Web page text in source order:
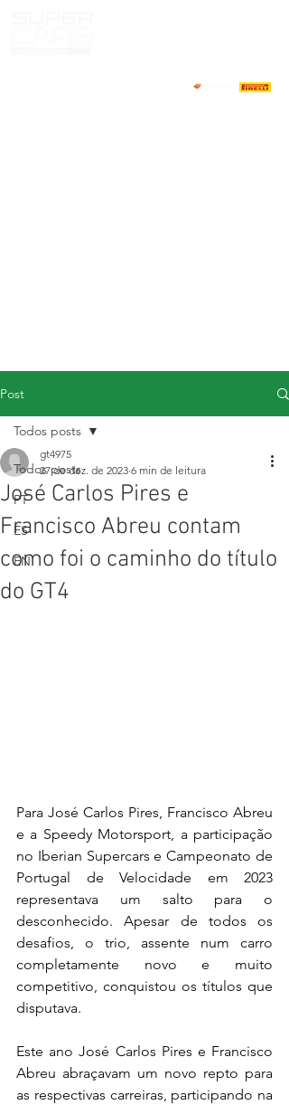
Post
Todos posts
PT
ES
EN
Todos posts
José Carlos Pires e
Francisco Abreu contam
como foi o caminho do título
do GT4
gt4975
27 de dez. de 2023 6 min de leitura
Para José Carlos Pires, Francisco Abreu
e a Speedy Motorsport, a participação
no Iberian Supercars e Campeonato de
Portugal de Velocidade em 2023
representava um salto para o
desconhecido. Apesar de todos os
desafios, o trio, assente num carro
completamente novo e muito
competitivo, conquistou os títulos que
disputava.
Este ano José Carlos Pires e Francisco
Abreu abraçavam um novo repto para
as respectivas carreiras, participando na